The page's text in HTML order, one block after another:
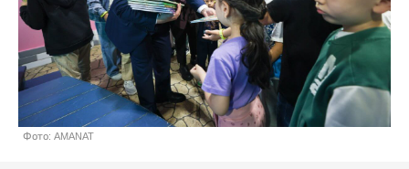
Фото: AMANAT